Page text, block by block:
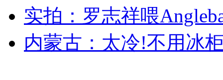
女孩北京地铁殴打老人 痛下狠手拳打脚踢
实拍：罗志祥喂
内蒙古：太冷!不用冰